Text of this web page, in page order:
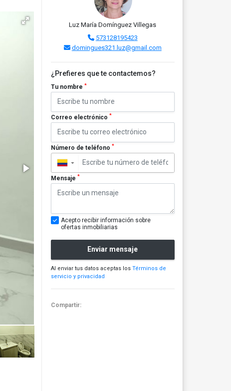
Luz María Domínguez Villegas
573128195423
domingues321.luz@gmail.com
¿Prefieres que te contactemos?
Tu nombre *
Correo electrónico *
Número de teléfono *
▼
Mensaje *
Acepto recibir información sobre
ofertas inmobiliarias
Enviar mensaje
Al enviar tus datos aceptas los Términos de
servicio y privacidad
Compartir: